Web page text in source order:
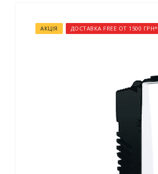
АКЦІЯ ДОСТАВКА FREE ОТ 1500 ГРН*